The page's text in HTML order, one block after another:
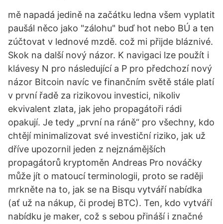
mě napadá jedině na začátku ledna všem vyplatit
paušál něco jako "zálohu" buď hot nebo BÚ a ten
zúčtovat v lednové mzdě. což mi přijde bláznivé.
Skok na další nový názor. K navigaci lze použít i
klávesy N pro následující a P pro předchozí nový
názor Bitcoin navíc ve finančním světě stále platí
v první řadě za rizikovou investici, nikoliv
ekvivalent zlata, jak jeho propagátoři rádi
opakují. Je tedy „první na ráně“ pro všechny, kdo
chtějí minimalizovat své investiční riziko, jak už
dříve upozornil jeden z nejznámějších
propagátorů kryptoměn Andreas Pro nováčky
může jít o matoucí terminologii, proto se raději
mrkněte na to, jak se na Bisqu vytváří nabídka
(ať už na nákup, či prodej BTC). Ten, kdo vytváří
nabídku je maker, což s sebou přináší i značné